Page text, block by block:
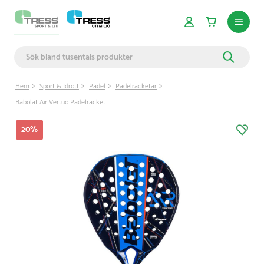
Hem Sport & Idrott Padel
Padelracketar
Babolat Air Vertuo Padelracket
20%